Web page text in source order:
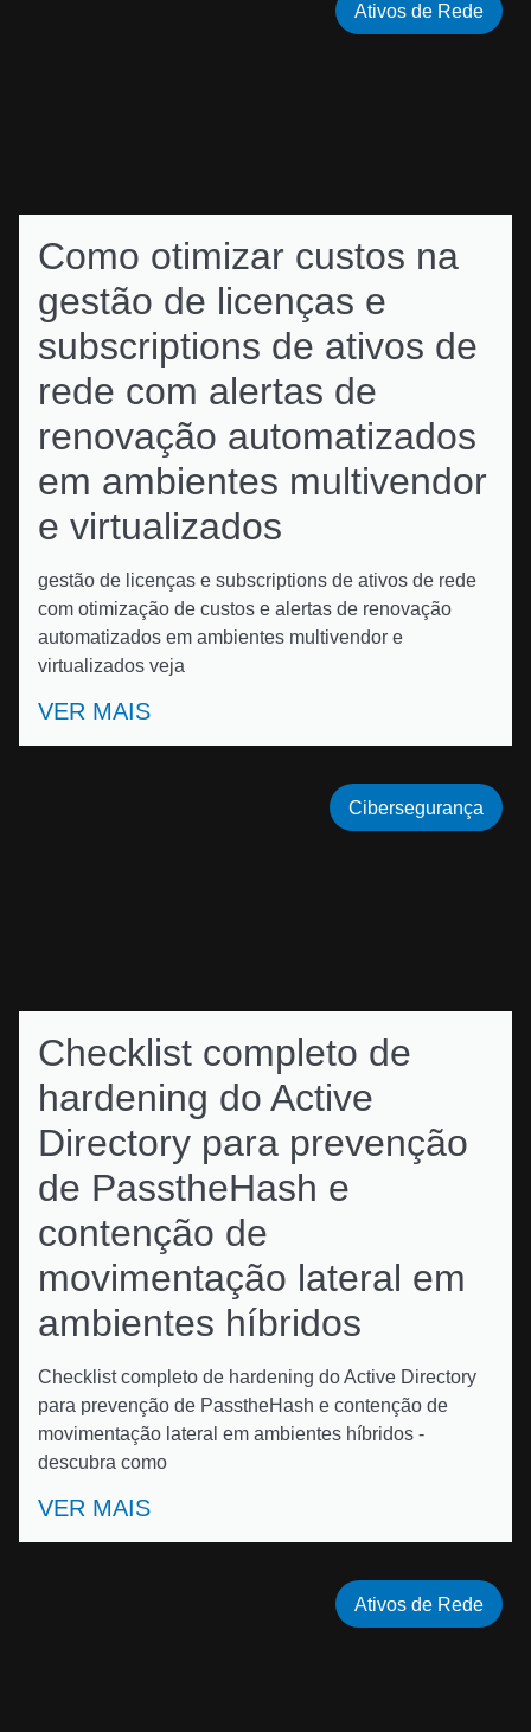
Como otimizar custos na
gestão de licenças e
subscriptions de ativos de
rede com alertas de
renovação automatizados
em ambientes multivendor
e virtualizados
gestão de licenças e subscriptions de ativos de rede
com otimização de custos e alertas de renovação
automatizados em ambientes multivendor e
virtualizados veja
VER MAIS
Ativos de Rede
Checklist completo de
hardening do Active
Directory para prevenção
de PasstheHash e
contenção de
movimentação lateral em
ambientes híbridos
Checklist completo de hardening do Active Directory
para prevenção de PasstheHash e contenção de
movimentação lateral em ambientes híbridos -
descubra como
VER MAIS
Cibersegurança
Ativos de Rede